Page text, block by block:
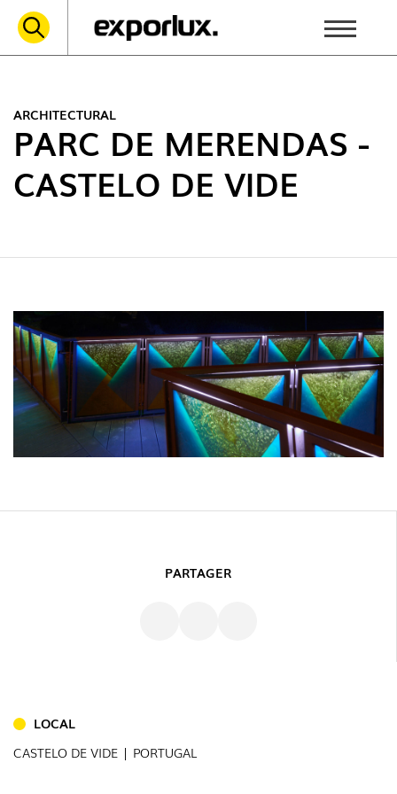
EXTÉRIEUR
INDUSTRIEL
ARCHITECTURAL
PARC DE MERENDAS -
CASTELO DE VIDE
PARTAGER
LOCAL
CASTELO DE VIDE | PORTUGAL